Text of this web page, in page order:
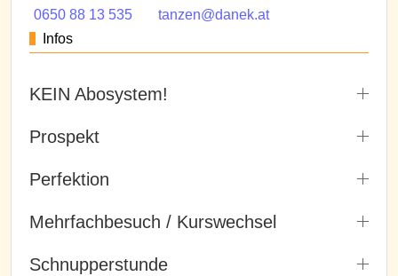
0650 88 13 535
tanzen@danek.at
Infos
KEIN Abosystem!
Prospekt
Perfektion
Mehrfachbesuch / Kurswechsel
Schnupperstunde